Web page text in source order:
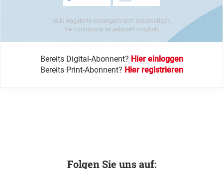
*Alle Angebote verlängern sich automatisch.
Die Kündigung ist jederzeit möglich.
Bereits Digital-Abonnent? Hier einloggen
Bereits Print-Abonnent? Hier registrieren
Folgen Sie uns auf: